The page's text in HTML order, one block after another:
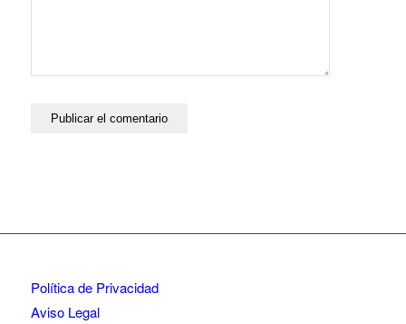
Política de Privacidad
Aviso Legal